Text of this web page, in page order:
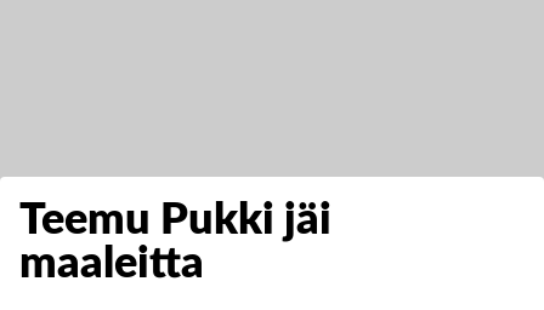
Teemu Pukki jäi
maaleitta